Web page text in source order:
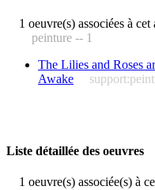
1 oeuvre(s) associées à cet
peinture -- 1
The Lilies and Roses
Awake
Liste détaillée des oeuvres
1 oeuvre(s) associée(s) à